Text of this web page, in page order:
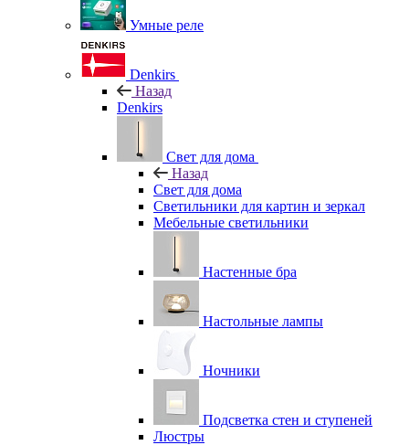
Умные реле
Denkirs
Назад
Denkirs
Свет для дома
Назад
Свет для дома
Светильники для картин и зеркал
Мебельные светильники
Настенные бра
Настольные лампы
Ночники
Подсветка стен и ступеней
Люстры